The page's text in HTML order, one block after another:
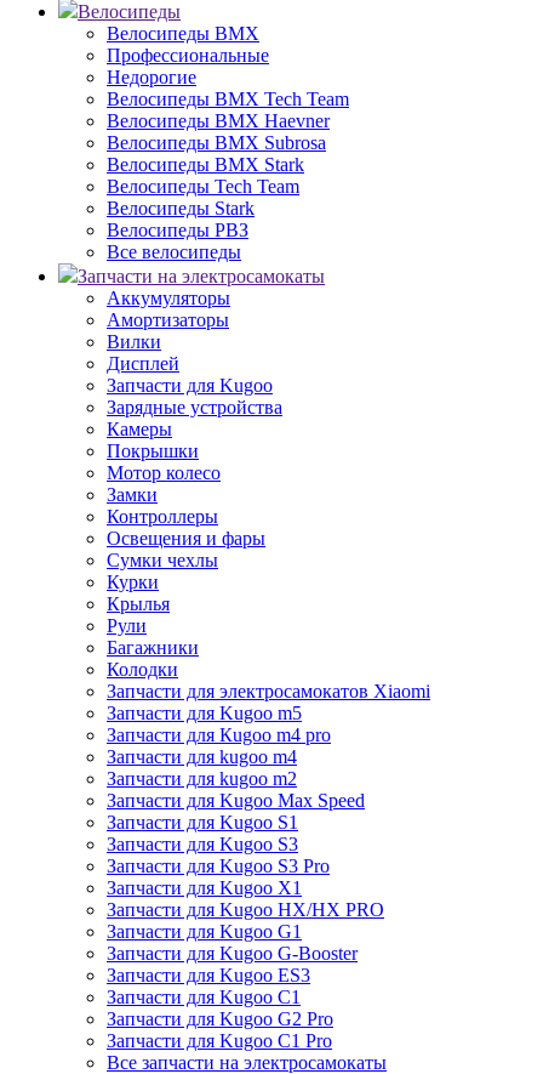
Велосипеды
Велосипеды BMX
Профессиональные
Недорогие
Велосипеды BMX Tech Team
Велосипеды BMX Haevner
Велосипеды BMX Subrosa
Велосипеды BMX Stark
Велосипеды Tech Team
Велосипеды Stark
Велосипеды РВЗ
Все велосипеды
Запчасти на электросамокаты
Аккумуляторы
Амортизаторы
Вилки
Дисплей
Запчасти для Kugoo
Зарядные устройства
Камеры
Покрышки
Мотор колесо
Замки
Контроллеры
Освещения и фары
Сумки чехлы
Курки
Крылья
Рули
Багажники
Колодки
Запчасти для электросамокатов Xiaomi
Запчасти для Kugoo m5
Запчасти для Кugoo m4 pro
Запчасти для kugoo m4
Запчасти для kugoo m2
Запчасти для Kugoo Max Speed
Запчасти для Kugoo S1
Запчасти для Kugoo S3
Запчасти для Kugoo S3 Pro
Запчасти для Kugoo X1
Запчасти для Kugoo HX/HX PRO
Запчасти для Kugoo G1
Запчасти для Kugoo G-Booster
Запчасти для Kugoo ES3
Запчасти для Kugoo C1
Запчасти для Kugoo G2 Pro
Запчасти для Kugoo C1 Pro
Все запчасти на электросамокаты